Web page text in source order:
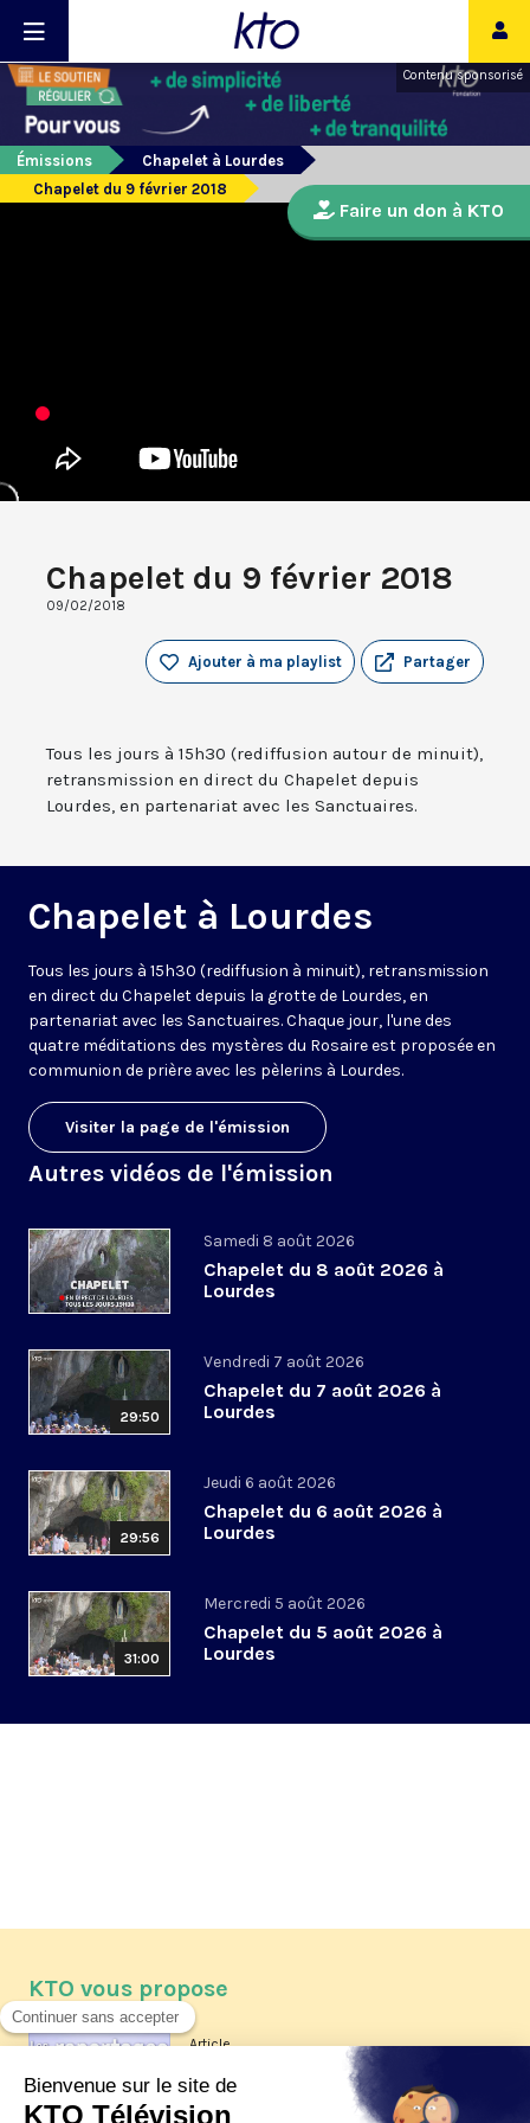
Contenu sponsorisé
Émissions
Chapelet à Lourdes
Chapelet du 9 février 2018
Chapelet du 9 février 2018
09/02/2018
Partager
Ajouter à ma playlist
Tous les jours à 15h30 (rediffusion autour de minuit),
retransmission en direct du Chapelet depuis
Lourdes, en partenariat avec les Sanctuaires.
Chapelet à Lourdes
Tous les jours à 15h30 (rediffusion à minuit), retransmission
en direct du Chapelet depuis la grotte de Lourdes, en
partenariat avec les Sanctuaires. Chaque jour, l'une des
quatre méditations des mystères du Rosaire est proposée en
communion de prière avec les pèlerins à Lourdes.
Visiter la page de l'émission
Autres vidéos de l'émission
Samedi 8 août 2026
Chapelet du 8 août 2026 à
Lourdes
29:50
Vendredi 7 août 2026
Chapelet du 7 août 2026 à
Lourdes
29:56
Jeudi 6 août 2026
Chapelet du 6 août 2026 à
Lourdes
31:00
Mercredi 5 août 2026
Chapelet du 5 août 2026 à
Lourdes
Faire un don à KTO
KTO vous propose
Article
Les reportages d'été 2026 de KTO